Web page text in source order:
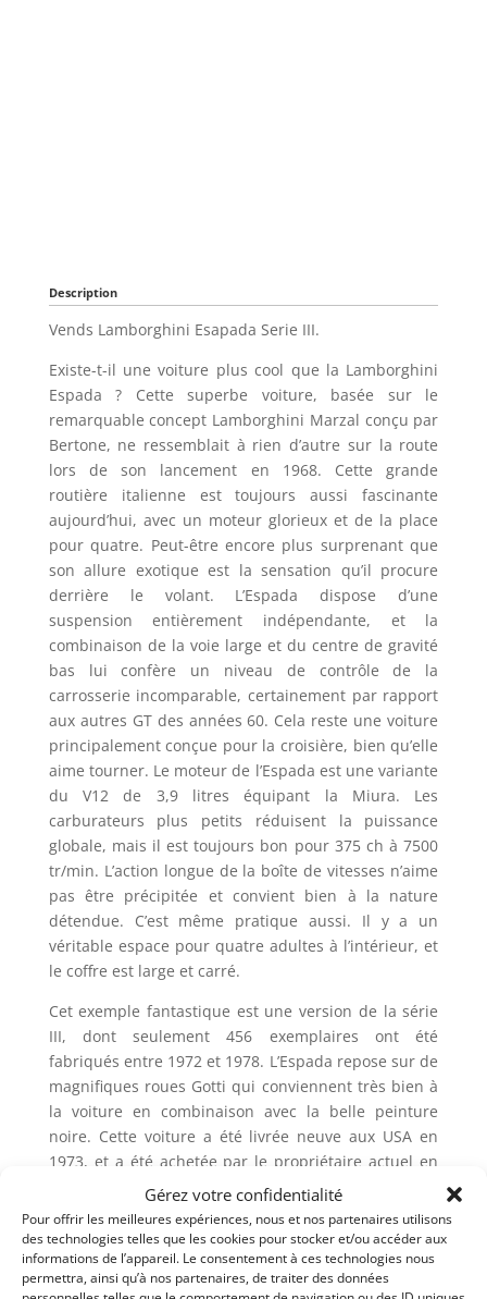
Gérez votre confidentialité
Pour offrir les meilleures expériences, nous et nos partenaires utilisons
des technologies telles que les cookies pour stocker et/ou accéder aux
informations de l’appareil. Le consentement à ces technologies nous
permettra, ainsi qu’à nos partenaires, de traiter des données
Description
Vends Lamborghini Esapada Serie III.
Existe-t-il une voiture plus cool que la Lamborghini
Espada ? Cette superbe voiture, basée sur le
remarquable concept Lamborghini Marzal conçu par
Bertone, ne ressemblait à rien d’autre sur la route
lors de son lancement en 1968. Cette grande
routière italienne est toujours aussi fascinante
aujourd’hui, avec un moteur glorieux et de la place
pour quatre. Peut-être encore plus surprenant que
son allure exotique est la sensation qu’il procure
derrière le volant. L’Espada dispose d’une
suspension entièrement indépendante, et la
combinaison de la voie large et du centre de gravité
bas lui confère un niveau de contrôle de la
carrosserie incomparable, certainement par rapport
aux autres GT des années 60. Cela reste une voiture
principalement conçue pour la croisière, bien qu’elle
aime tourner. Le moteur de l’Espada est une variante
du V12 de 3,9 litres équipant la Miura. Les
carburateurs plus petits réduisent la puissance
globale, mais il est toujours bon pour 375 ch à 7500
tr/min. L’action longue de la boîte de vitesses n’aime
pas être précipitée et convient bien à la nature
détendue. C’est même pratique aussi. Il y a un
véritable espace pour quatre adultes à l’intérieur, et
le coffre est large et carré.
Cet exemple fantastique est une version de la série
III, dont seulement 456 exemplaires ont été
fabriqués entre 1972 et 1978. L’Espada repose sur de
magnifiques roues Gotti qui conviennent très bien à
la voiture en combinaison avec la belle peinture
noire. Cette voiture a été livrée neuve aux USA en
1973, et a été achetée par le propriétaire actuel en
1991. Elle est convertie aux spécifications
européennes, techniquement très bien entretenue,
et avec une sellerie noire et beige joliment patinée.
La voiture est juste complètement révisée et prête
pour un nouveau propriétaire.